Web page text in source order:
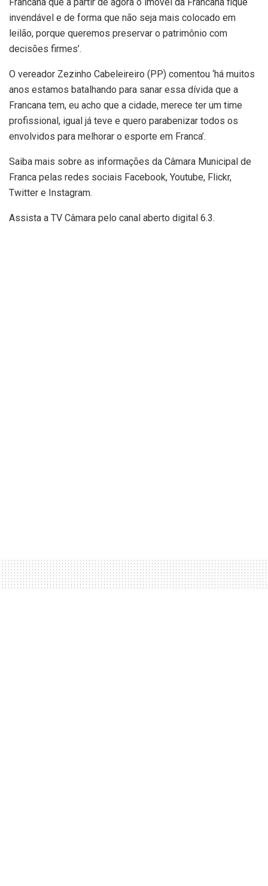
invendável e de forma que não seja mais colocado em
leilão, porque queremos preservar o patrimônio com
decisões firmes’.
O vereador Zezinho Cabeleireiro (PP) comentou ‘há muitos
anos estamos batalhando para sanar essa dívida que a
Francana tem, eu acho que a cidade, merece ter um time
profissional, igual já teve e quero parabenizar todos os
envolvidos para melhorar o esporte em Franca’.
Saiba mais sobre as informações da Câmara Municipal de
Franca pelas redes sociais Facebook, Youtube, Flickr,
Twitter e Instagram.
Assista a TV Câmara pelo canal aberto digital 6.3.